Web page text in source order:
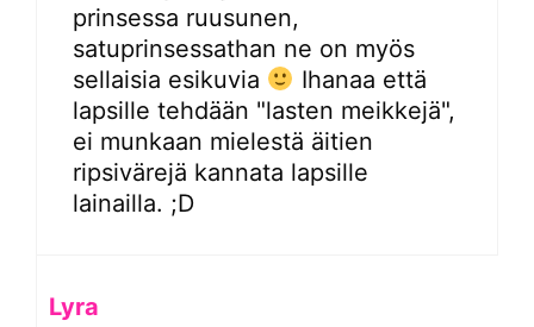
prinsessa ruusunen,
satuprinsessathan ne on myös
sellaisia esikuvia
Ihanaa että
lapsille tehdään "lasten meikkejä",
ei munkaan mielestä äitien
ripsivärejä kannata lapsille
lainailla. ;D
Lyra